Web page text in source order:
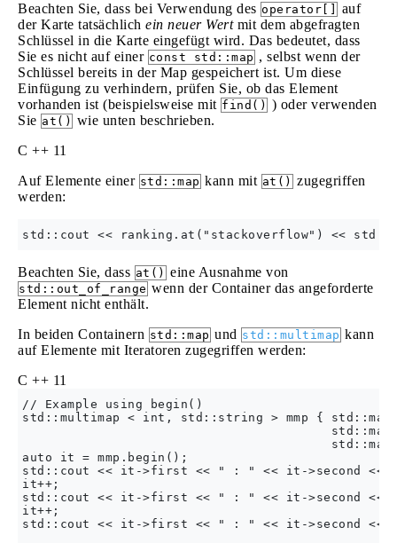
Beachten Sie, dass bei Verwendung des operator[]
auf
der Karte tatsächlich ein neuer Wertmit dem abgefragten
Schlüssel in die Karte eingefügt wird. Das bedeutet, dass
Sie es nicht auf einer const std::map , selbst wenn der
Schlüssel bereits in der Map gespeichert ist. Um diese
Einfügung zu verhindern, prüfen Sie, ob das Element
vorhanden ist (beispielsweise mit find() ) oder verwenden
Sie at() wie unten beschrieben.
C ++ 11
Auf Elemente einer std::map kann mit at() zugegriffen
werden:
Beachten Sie, dass at() eine Ausnahme von
std::out_of_range wenn der Container das angeforderte
Element nicht enthält.
In beiden Containern std::map und std::multimap kann
auf Elemente mit Iteratoren zugegriffen werden:
C ++ 11
// Example using begin()
std::multimap < int, std::string > mmp {
auto it = mmp.begin();
std::cout << it->first << " : " << it->second <<
it++;
std::cout << it->first << " : " << it->second <<
it++;
std::cout << it->first << " : " << it->second <<